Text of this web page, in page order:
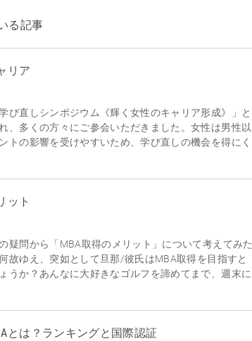
る記事
リア
び直しシンポジウム《輝く女性のキャリア形成》」と
、多くの方々にご参会いただきました。女性は男性以
トの影響を受けやすいため、学び直しの機会を得にく
ット
疑問から「MBA取得のメリット」について考えてみた
故ゆえ、突如として旦那/彼氏はMBA取得を目指すと
うか？あんなに大好きなゴルフを諦めてまで、週末に
とは？ランキングと国際認証